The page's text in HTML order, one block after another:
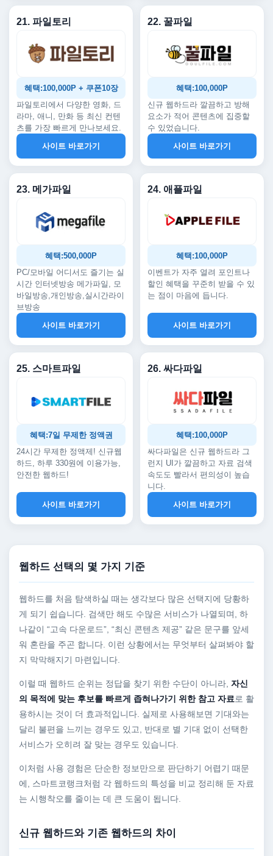
21. 파일토리
혜택:100,000P + 쿠폰10장
파일토리에서 다양한 영화, 드
라마, 애니, 만화 등 최신 컨텐
츠를 가장 빠르게 만나보세요.
사이트 바로가기
22. 꿀파일
혜택:100,000P
신규 웹하드라 깔끔하고 방해
요소가 적어 콘텐츠에 집중할
수 있었습니다.
사이트 바로가기
23. 메가파일
혜택:500,000P
PC/모바일 어디서도 즐기는 실
시간 인터넷방송 메가파일, 모
바일방송,개인방송,실시간라이
브방송
사이트 바로가기
24. 애플파일
혜택:100,000P
이벤트가 자주 열려 포인트나
할인 혜택을 꾸준히 받을 수 있
는 점이 마음에 듭니다.
사이트 바로가기
25. 스마트파일
혜택:7일 무제한 정액권
24시간 무제한 정액제! 신규웹
하드, 하루 330원에 이용가능,
안전한 웹하드!
사이트 바로가기
26. 싸다파일
혜택:100,000P
싸다파일은 신규 웹하드라 그
런지 UI가 깔끔하고 자료 검색
속도도 빨라서 편의성이 높습
니다.
사이트 바로가기
웹하드 선택의 몇 가지 기준
웹하드를 처음 탐색하실 때는 생각보다 많은 선택지에 당황하
게 되기 쉽습니다. 검색만 해도 수많은 서비스가 나열되며, 하
나같이 “고속 다운로드”, “최신 콘텐츠 제공” 같은 문구를 앞세
워 혼란을 주곤 합니다. 이런 상황에서는 무엇부터 살펴봐야 할
지 막막해지기 마련입니다.
이럴 때 웹하드 순위는 정답을 찾기 위한 수단이 아니라, 자신
의 목적에 맞는 후보를 빠르게 좁혀나가기 위한 참고 자료로 활
용하시는 것이 더 효과적입니다. 실제로 사용해보면 기대와는
달리 불편을 느끼는 경우도 있고, 반대로 별 기대 없이 선택한
서비스가 오히려 잘 맞는 경우도 있습니다.
이처럼 사용 경험은 단순한 정보만으로 판단하기 어렵기 때문
에, 스마트코랭크처럼 각 웹하드의 특성을 비교 정리해 둔 자료
는 시행착오를 줄이는 데 큰 도움이 됩니다.
신규 웹하드와 기존 웹하드의 차이